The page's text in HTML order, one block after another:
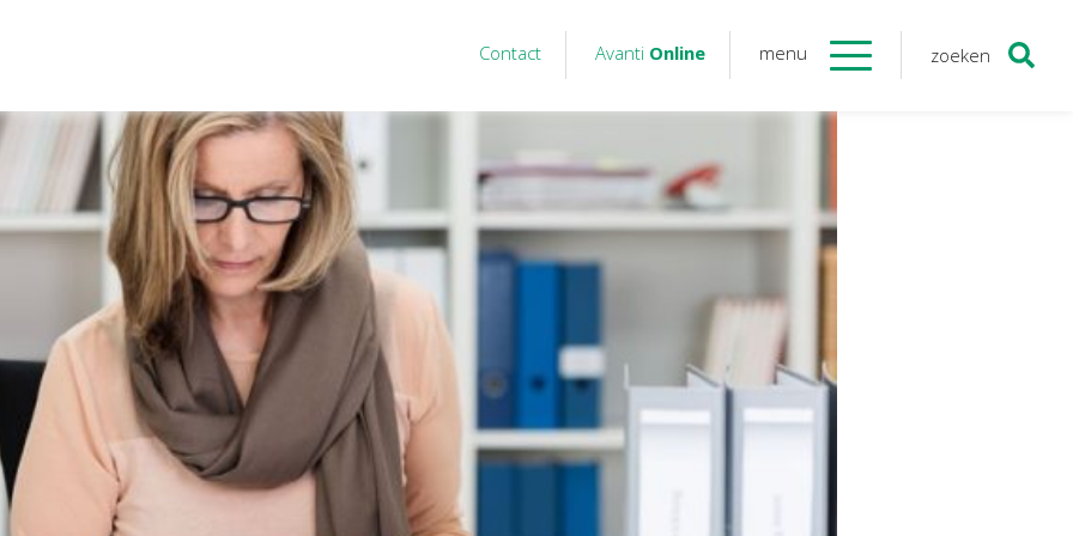
Contact Avanti Online menu zoeken
personeel
advies
Purmerend
Nieuws
Nieuwsbrief
Nieuwsoverzicht
Handige links
Downloads
AvantiOnline
Twinfield – Boekhouden
Visionplanner – Rapportage
Klantenportaal – Online dossiers
Online Salaris – Salarissen
Nextens-Accorderen aangiften